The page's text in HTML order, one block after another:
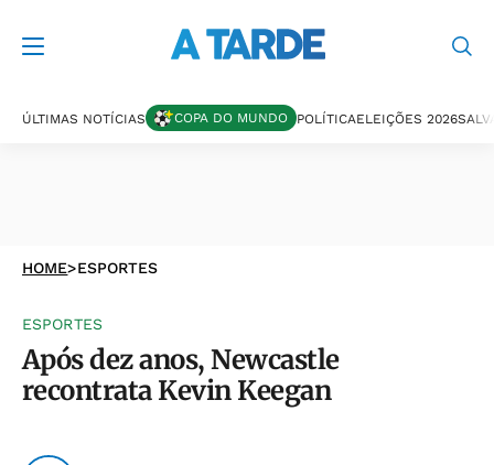
ÚLTIMAS NOTÍCIAS COPA DO MUNDO POLÍTICAELEIÇÕES 2026
HOME>ESPORTES
ESPORTES
Após dez anos, Newcastle
recontrata Kevin Keegan